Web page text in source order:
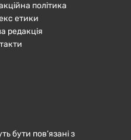
політика
етики
редакція
бути пов’язані з